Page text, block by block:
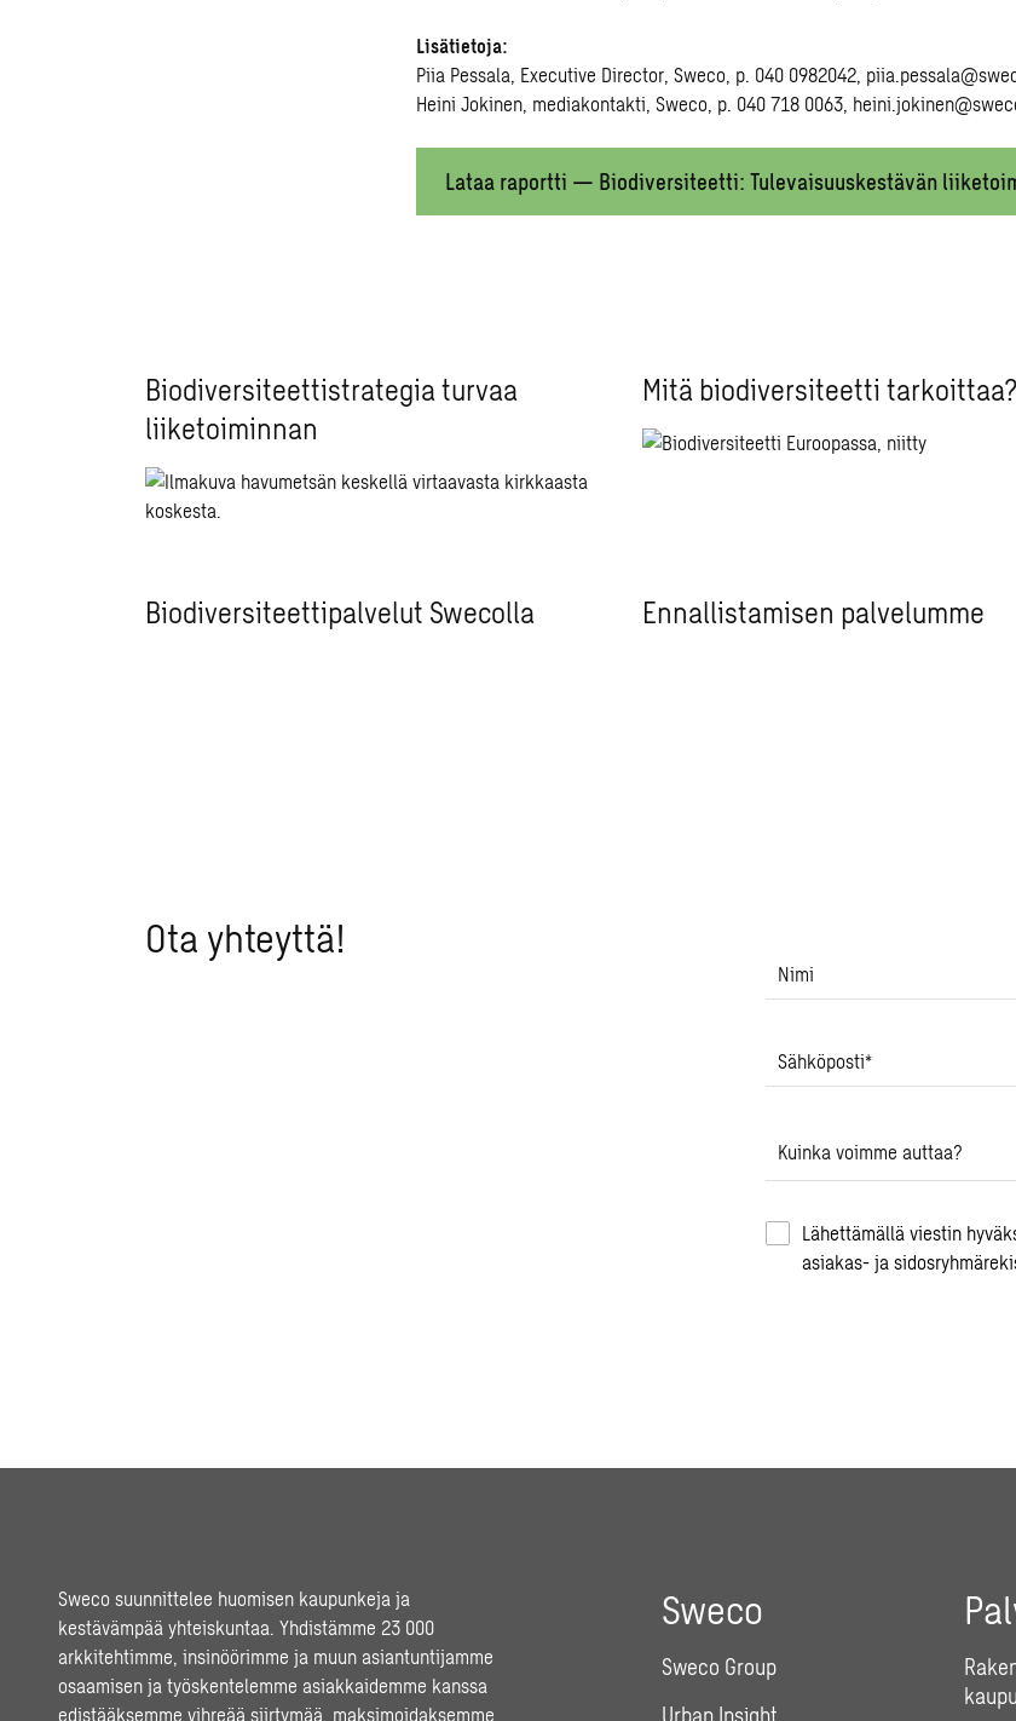
Lisätietoja:
Piia Pessala, Executive Director, Sweco, p. 040 0982042,
Heini Jokinen, mediakontakti, Sweco, p. 040 718 0063,
Lataa raportti — Biodiversiteetti: Tulevaisuuskestävän
Biodiversiteettistrategia turvaa
liiketoiminnan
Mitä biodiversiteetti tarkoittaa?
Biodiversiteettipalvelut Swecolla Ennallistamisen palvelumme
Ota yhteyttä!
Nimi
Sähköposti*
Kuinka voimme auttaa?
Lähettämällä viestin
asiakas- ja
Sweco suunnittelee huomisen kaupunkeja ja
kestävämpää yhteiskuntaa. Yhdistämme 23 000
arkkitehtimme, insinöörimme ja muun asiantuntijamme
osaamisen ja työskentelemme asiakkaidemme kanssa
edistääksemme vihreää siirtymää, maksimoidaksemme
Sweco
Sweco Group
Urban Insight